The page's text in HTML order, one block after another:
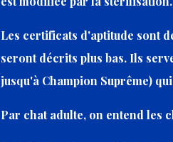
Les certificats d'aptitude sont
seront décrits plus bas. Ils
jusqu'à Champion Suprême)
Par chat adulte, on entend les